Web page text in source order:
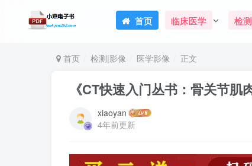
首页 临床医学 检
首页 检测|影像 医学影像 正文
《CT快速入门丛书：骨关节
xiaoyan
4年前更新